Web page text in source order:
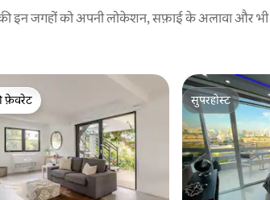
इन जगहों को अपनी लोकेशन, सफ़ाई के अलावा और भी
फ़ेवरेट
फ़ेवरेट
सुपरहोस्ट
सुपरहोस्ट